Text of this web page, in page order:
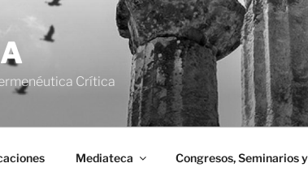
Crítica
Mediateca Congresos, Seminarios